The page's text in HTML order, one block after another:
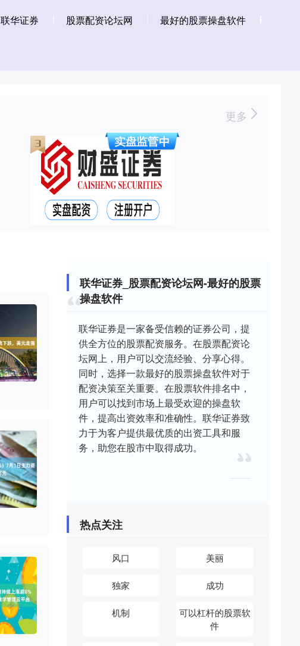
联华证券 股票配资论坛网 最好的股票操盘软件
更多
联华证券_股票配资论坛网-最好的股票
操盘软件
联华证券是一家备受信赖的证券公司，提
供全方位的股票配资服务。在股票配资论
坛网上，用户可以交流经验、分享心得。
同时，选择一款最好的股票操盘软件对于
配资决策至关重要。在股票软件排名中，
用户可以找到市场上最受欢迎的操盘软
件，提高出资效率和准确性。联华证券致
力于为客户提供最优质的出资工具和服
务，助您在股市中取得成功。
热点关注
风口 美丽
独家 成功
机制
可以杠杆的股票软
件